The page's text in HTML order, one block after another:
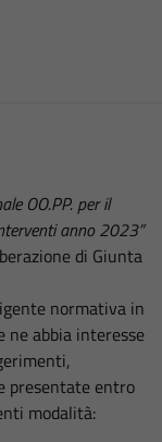
OO.PP. per il
anno 2023”
di Giunta
normativa in
ne abbia interesse
presentate entro
modalità: